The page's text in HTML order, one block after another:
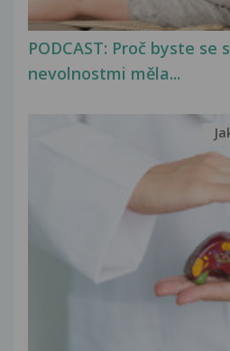
PODCAST: Proč byste
nevolnostmi měla...